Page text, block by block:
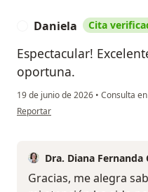
Daniela Cita
Espectacular!
oportuna.
19 de junio de 2026 • Consulta
en opinión del usuario Daniela
Reportar
Dra. Diana Fernanda
Gracias, me alegra